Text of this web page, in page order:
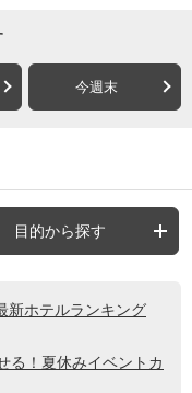
今週末
目的から探す
新ホテルランキング
る！夏休みイベントカ